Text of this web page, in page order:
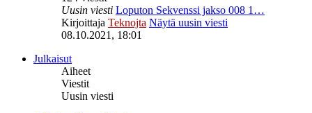
Uusin viesti Loputon Sekvenssi jakso 008 1…
Kirjoittaja Teknojta Näytä uusin viesti
08.10.2021, 18:01
Julkaisut
Aiheet
Viestit
Uusin viesti